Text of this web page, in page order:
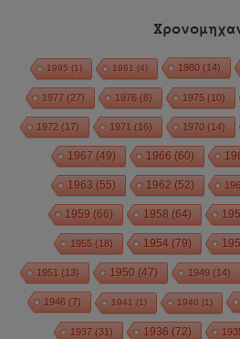
1995 (1) 1981 (4) 1980 (14)
1977 (27) 1976 (6) 1975 (10)
1972 (17) 1971 (16) 1970 (14)
1967 (49) 1966 (60)
1963 (55) 1962 (52)
1959 (66) 1958 (64)
1955 (18) 1954 (79)
1951 (13) 1950 (47) 1949 (14)
1946 (7) 1941 (1) 1940 (1)
1937 (31) 1936 (72)